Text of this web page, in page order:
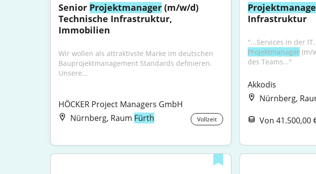
Senior Projektmanager (m/w/d)
Technische Infrastruktur,
Immobilien
Wir wollen als attraktivste Marke im deutschen
Bauprojektmanagement Standards definieren.
Unsere...
HÖCKER Project Managers GmbH
Nürnberg, Raum Fürth Vollzeit
Infrastruktur
Projektmanager (m/
des Teams..."
Akkodis
Nürnberg,
Von 41.500,00